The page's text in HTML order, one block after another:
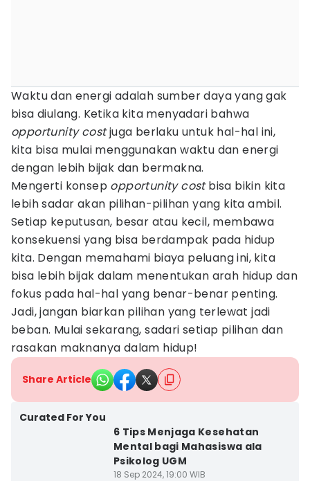
Waktu dan energi adalah sumber daya yang gak
bisa diulang. Ketika kita menyadari bahwa
opportunity costjuga berlaku untuk hal-hal ini,
kita bisa mulai menggunakan waktu dan energi
dengan lebih bijak dan bermakna.
Mengerti konsep opportunity costbisa bikin kita
lebih sadar akan pilihan-pilihan yang kita ambil.
Setiap keputusan, besar atau kecil, membawa
konsekuensi yang bisa berdampak pada hidup
kita. Dengan memahami biaya peluang ini, kita
bisa lebih bijak dalam menentukan arah hidup dan
fokus pada hal-hal yang benar-benar penting.
Jadi, jangan biarkan pilihan yang terlewat jadi
beban. Mulai sekarang, sadari setiap pilihan dan
rasakan maknanya dalam hidup!
Share Article
Curated For You
6 Tips Menjaga Kesehatan
Mental bagi Mahasiswa ala
Psikolog UGM
18 Sep 2024, 19:00 WIB